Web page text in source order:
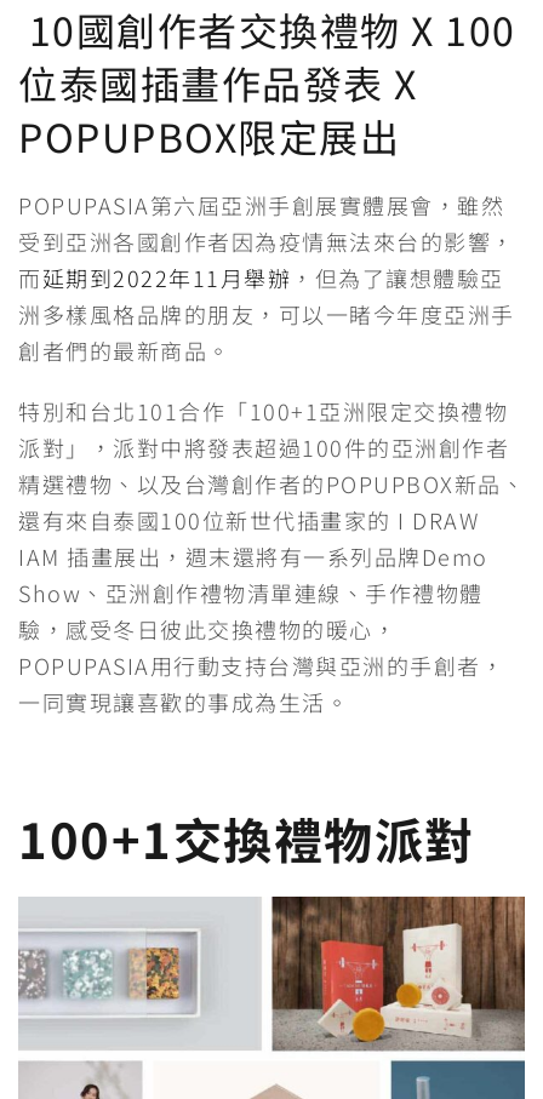
e
b
o
k
e
t
t
e
h
a
t
s
e
n
e
e
g
r
m
y
k
10國創作者交換禮物 X 100
位泰國插畫作品發表 X
POPUPBOX限定展出
POPUPASIA第六屆亞洲手創展實體展會，雖然
受到亞洲各國創作者因為疫情無法來台的影響，
而延期到2022年11月舉辦 ，但為了讓想體驗亞
洲多樣風格品牌的朋友，可以一睹今年度亞洲手
創者們的最新商品。
特別和台北101合作「100+1亞洲限定交換禮物
派對」，派對中將發表超過100件的亞洲創作者
精選禮物、以及台灣創作者的POPUPBOX新品、
還有來自泰國100位新世代插畫家的 I DRAW
IAM 插畫展出，週末還將有一系列品牌Demo
Show、亞洲創作禮物清單連線、手作禮物體
驗，感受冬日彼此交換禮物的暖心，
POPUPASIA用行動支持台灣與亞洲的手創者，
一同實現讓喜歡的事成為生活。
100+1交換禮物派對